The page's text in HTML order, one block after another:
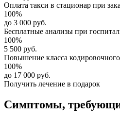
Оплата такси в стационар при
100%
до 3 000 руб.
Бесплатные анализы при
100%
5 500 руб.
Повышение класса
100%
до 17 000 руб.
Получить лечение в подарок
Симптомы,